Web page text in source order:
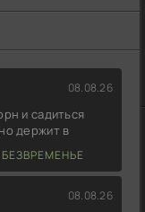
08.08.26
и садиться
держит в
08.08.26